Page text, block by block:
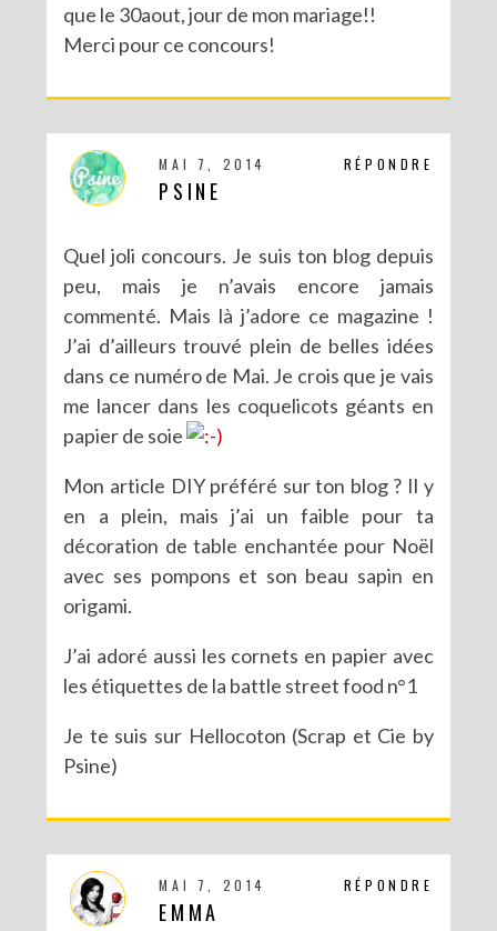
que le 30aout, jour de mon mariage!!
Merci pour ce concours!
RÉPONDRE
MAI 7, 2014
PSINE
Quel joli concours. Je suis ton blog depuis
peu, mais je n’avais encore jamais
commenté. Mais là j’adore ce magazine !
J’ai d’ailleurs trouvé plein de belles idées
dans ce numéro de Mai. Je crois que je vais
me lancer dans les coquelicots géants en
papier de soie
Mon article DIY préféré sur ton blog ? Il y
en a plein, mais j’ai un faible pour ta
décoration de table enchantée pour Noël
avec ses pompons et son beau sapin en
origami.
J’ai adoré aussi les cornets en papier avec
les étiquettes de la battle street food n°1
Je te suis sur Hellocoton (Scrap et Cie by
Psine)
RÉPONDRE
MAI 7, 2014
EMMA